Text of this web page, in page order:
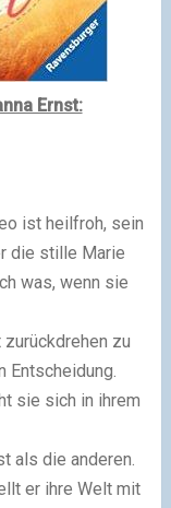
Ernst:
ist heilfroh, sein
die stille Marie
was, wenn sie
zu
Entscheidung.
sie sich in ihrem
als die anderen.
er ihre Welt mit